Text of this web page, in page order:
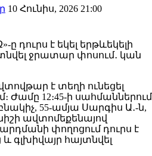
10 Հունիս, 2026 21:00
է տեղի ունեցել
Ժամը 12։45-ի սահմաններում
55-ամյա Սարգիս Ա․-ն,
ավտոմեքենայով
փողոցում դուրս է
և գլխիվայր հայտնվել